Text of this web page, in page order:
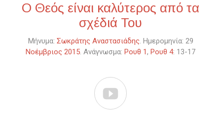
Ο Θεός είναι καλύτερος από τα
σχέδιά Του
Μήνυμα: Σωκράτης Αναστασιάδης . Ημερομηνία: 29
Νοέμβριος 2015 . Ανάγνωσμα: Ρουθ 1, Ρουθ 4: 13-17
